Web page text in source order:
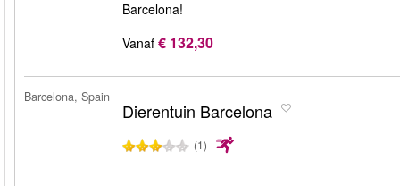
Barcelona!
Vanaf € 132,30
Barcelona, Spain
Dierentuin Barcelona
(1)